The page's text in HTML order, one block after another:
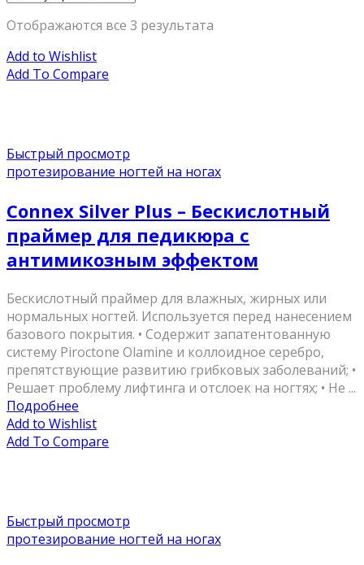
Отображаются все 3 результата
Add to Wishlist
Add To Compare
Быстрый просмотр
протезирование ногтей на ногах
Connex Silver Plus – Бескислотный
праймер для педикюра с
антимикозным эффектом
Бескислотный праймер для влажных, жирных или
нормальных ногтей. Используется перед нанесением
базового покрытия. • Содержит запатентованную
систему Piroctone Olamine и коллоидное серебро,
препятствующие развитию грибковых заболеваний; •
Решает проблему лифтинга и отслоек на ногтях; • Не ...
Подробнее
Add to Wishlist
Add To Compare
Быстрый просмотр
протезирование ногтей на ногах